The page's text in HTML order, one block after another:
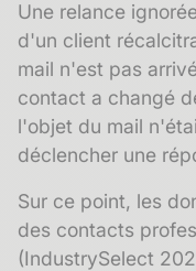
Une relance
d'un client
mail n'est pas
contact a changé
l'objet du mail
déclencher une
Sur ce point, les
des contacts
(IndustrySelect